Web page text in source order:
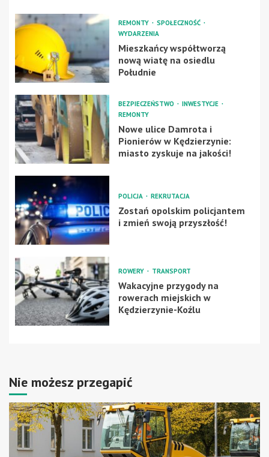
REMONTY
SPOŁECZNOŚĆ
WYDARZENIA
Mieszkańcy współtworzą
nową wiatę na osiedlu
Południe
BEZPIECZEŃSTWO
INWESTYCJE
REMONTY
Nowe ulice Damrota i
Pionierów w Kędzierzynie:
miasto zyskuje na jakości!
POLICJA REKRUTACJA
Zostań opolskim policjantem
i zmień swoją przyszłość!
ROWERY TRANSPORT
Wakacyjne przygody na
rowerach miejskich w
Kędzierzynie-Koźlu
Nie możesz przegapić